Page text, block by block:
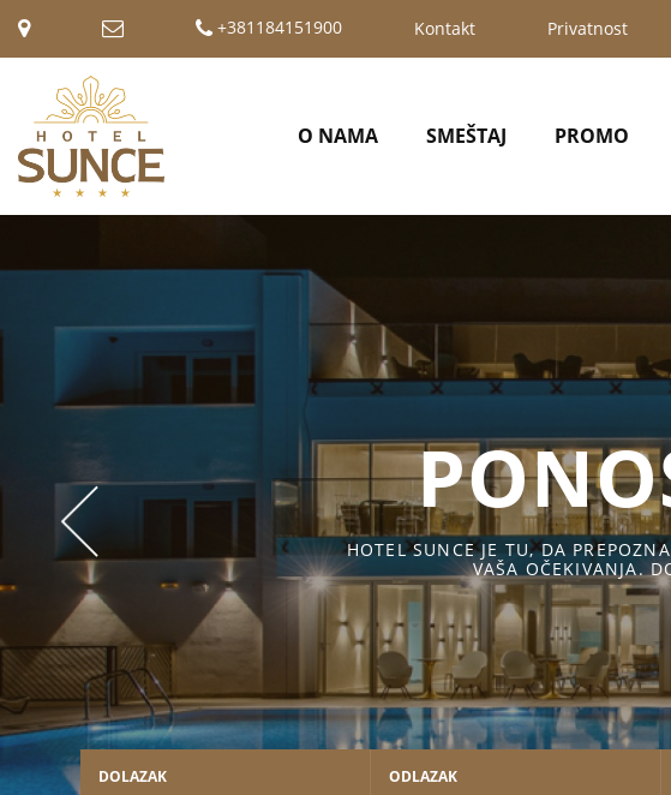
+381184151900 Kontakt Privatnost
O NAMA SMEŠTAJ PROMO
PONOS
HOTEL SUNCE JE TU, DA PREPOZNA VAŠE
VAŠA OČEKIVANJA. DOĐITE I
DOLAZAK ODLAZAK